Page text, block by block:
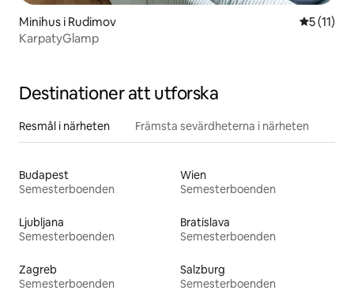
Minihus i Rudimov 5 av 5 i
5 (11)
KarpatyGlamp
Destinationer att utforska
Resmål i närheten Främsta sevärdheterna i närheten
Budapest
Semesterboenden
Wien
Semesterboenden
Ljubljana
Semesterboenden
Bratislava
Semesterboenden
Zagreb
Semesterboenden
Salzburg
Semesterboenden